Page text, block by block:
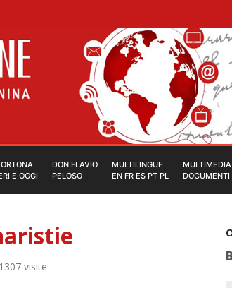
E OGGI
DON FLAVIO
PELOSO
MULTILINGUE
EN FR ES PT PL
MULTIMEDIA
DOCUMENTI
1307 visite